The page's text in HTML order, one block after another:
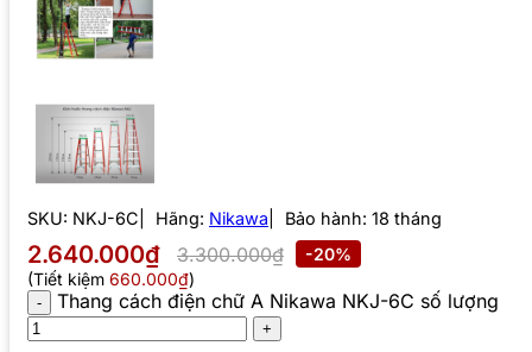
SKU: NKJ-6C Hãng: Nikawa Bảo hành: 18 tháng
2.640.000₫ 3.300.000₫
-20%
(Tiết kiệm 660.000₫)
Thang cách điện chữ A Nikawa NKJ-6C số lượng